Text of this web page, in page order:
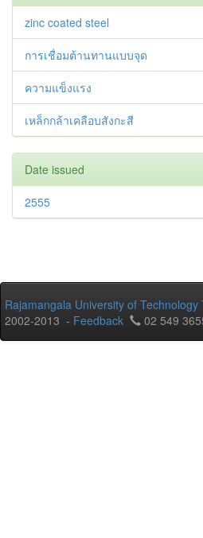
zinc coated steel
การเชื่อมต้านทานแบบจุด
ความแข็งแรง
เหล็กกล้าเคลือบสังกะสี
Date issued
2555
Rajamangala University of Technology
2002-2013 - Feedback 02 549